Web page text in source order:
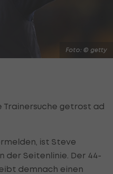
Foto: © getty
Trainersuche getrost ad
ist Steve
der Seitenlinie. Der 44-
demnach einen